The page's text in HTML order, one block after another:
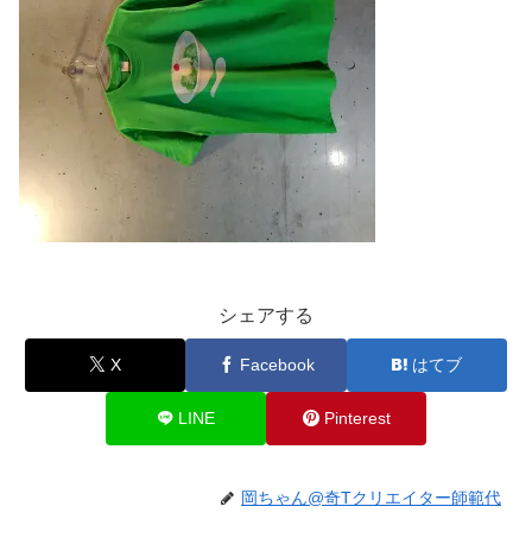
シェアする
X Facebook はてブ
LINE Pinterest
岡ちゃん@奇Tクリエイター師範代